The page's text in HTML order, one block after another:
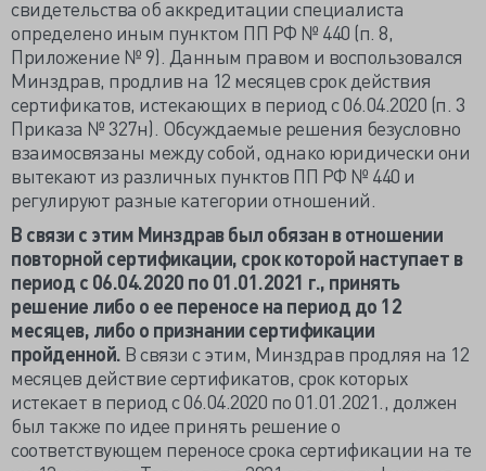
свидетельства об аккредитации специалиста
определено иным пунктом ПП РФ № 440 (п. 8,
Приложение № 9). Данным правом и воспользовался
Минздрав, продлив на 12 месяцев срок действия
сертификатов, истекающих в период с 06.04.2020 (п. 3
Приказа № 327н). Обсуждаемые решения безусловно
взаимосвязаны между собой, однако юридически они
вытекают из различных пунктов ПП РФ № 440 и
регулируют разные категории отношений.
В связи с этим Минздрав был обязан в отношении
повторной сертификации, срок которой наступает в
период с 06.04.2020 по 01.01.2021 г., принять
решение либо о ее переносе на период до 12
месяцев, либо о признании сертификации
пройденной. В связи с этим, Минздрав продляя на 12
месяцев действие сертификатов, срок которых
истекает в период с 06.04.2020 по 01.01.2021., должен
был также по идее принять решение о
соответствующем переносе срока сертификации на те